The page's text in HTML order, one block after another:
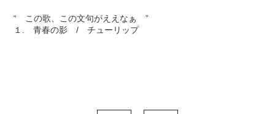
“ この歌、この文句がええなぁ ”
１. 青春の影 / チューリップ